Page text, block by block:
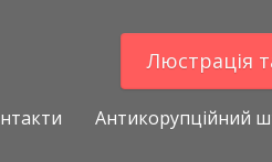
Люстрацiя
Антикорупційний